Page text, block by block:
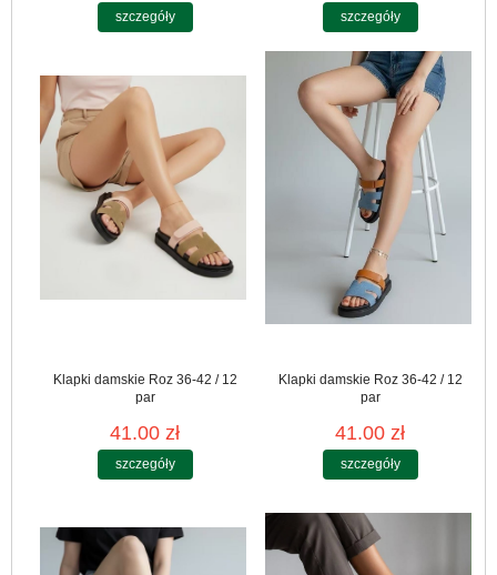
szczegóły szczegóły
Klapki damskie Roz 36-42 / 12
par
41.00 zł
szczegóły
Klapki damskie Roz 36-42 / 12
par
41.00 zł
szczegóły